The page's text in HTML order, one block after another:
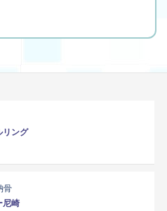
リング
骨
尼崎